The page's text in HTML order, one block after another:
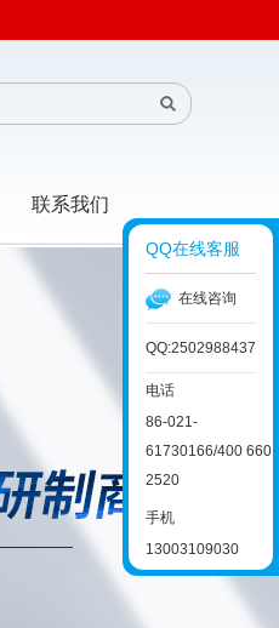
联系我们
QQ在线客服
在线咨询
QQ:2502988437
电话
86-021-
61730166/400 660
2520
手机
13003109030